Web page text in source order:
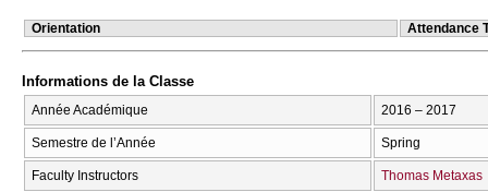
Orientation Attendance
Informations de la Classe
Année Académique 2016 – 2017
Semestre de l’Année Spring
Faculty Instructors Thomas Metaxas